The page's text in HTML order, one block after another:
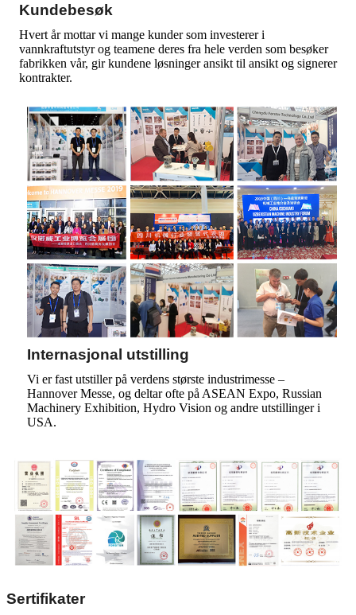
Kundebesøk
Hvert år mottar vi mange kunder som investerer i
vannkraftutstyr og teamene deres fra hele verden som besøker
fabrikken vår, gir kundene løsninger ansikt til ansikt og signerer
kontrakter.
Internasjonal utstilling
Vi er fast utstiller på verdens største industrimesse –
Hannover Messe, og deltar ofte på ASEAN Expo, Russian
Machinery Exhibition, Hydro Vision og andre utstillinger i
USA.
Sertifikater